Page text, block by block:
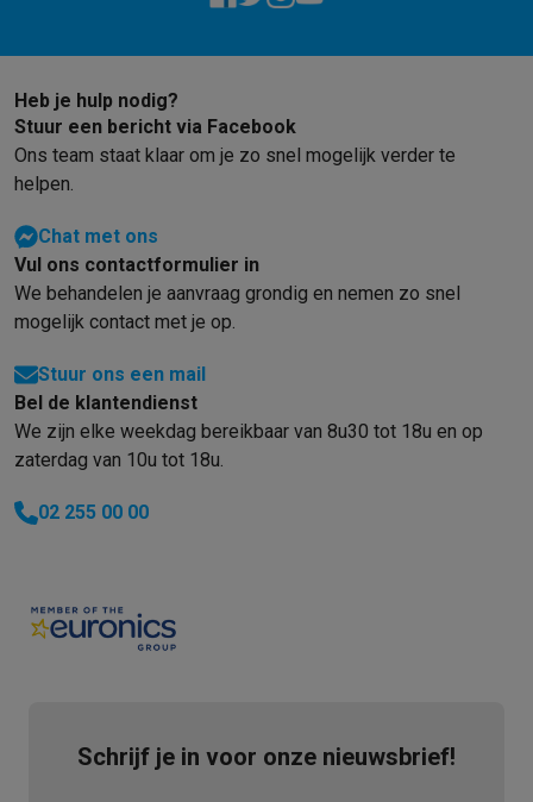
Heb je hulp nodig?
Stuur een bericht via Facebook
Ons team staat klaar om je zo snel mogelijk verder te
helpen.
Chat met ons
Vul ons contactformulier in
We behandelen je aanvraag grondig en nemen zo snel
mogelijk contact met je op.
Stuur ons een mail
Bel de klantendienst
We zijn elke weekdag bereikbaar van 8u30 tot 18u en op
zaterdag van 10u tot 18u.
02 255 00 00
Schrijf je in voor onze nieuwsbrief!